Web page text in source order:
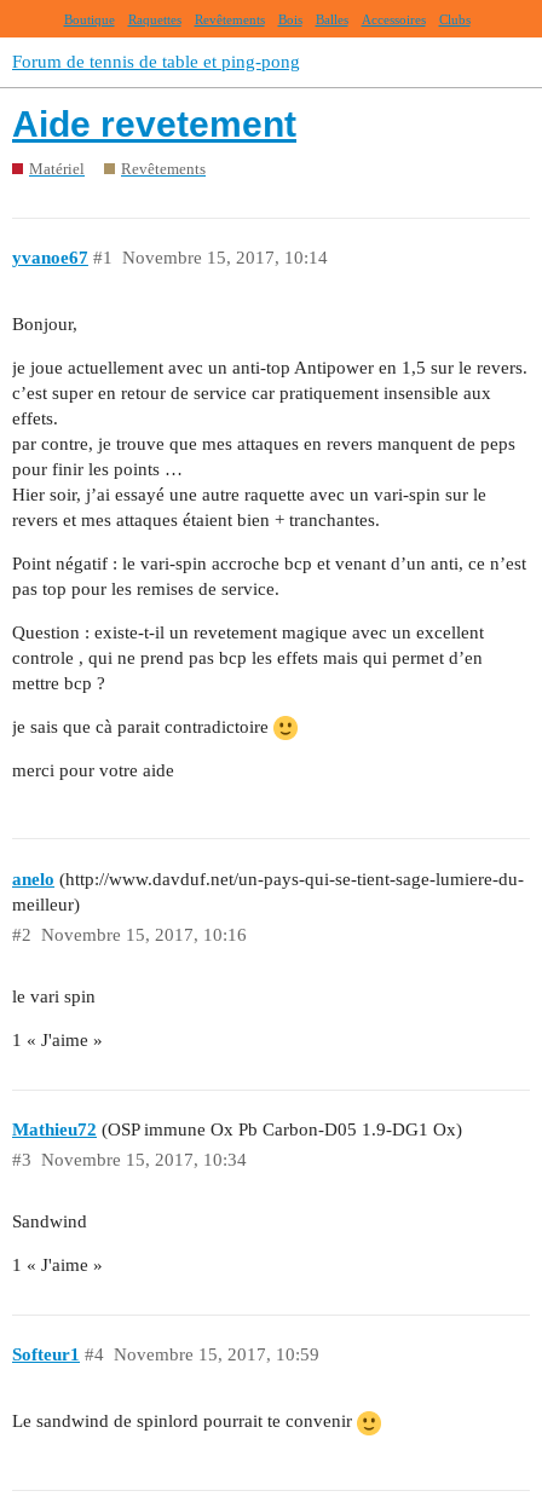
Boutique Raquettes Revêtements Bois Balles Accessoires Clubs
Forum de tennis de table et ping-pong
Aide revetement
Matériel Revêtements
yvanoe67 Novembre 15, 2017, 10:14
#1
Bonjour,
je joue actuellement avec un anti-top Antipower en 1,5 sur le revers.
c’est super en retour de service car pratiquement insensible aux
effets.
par contre, je trouve que mes attaques en revers manquent de peps
pour finir les points …
Hier soir, j’ai essayé une autre raquette avec un vari-spin sur le
revers et mes attaques étaient bien + tranchantes.
Point négatif : le vari-spin accroche bcp et venant d’un anti, ce n’est
pas top pour les remises de service.
Question : existe-t-il un revetement magique avec un excellent
controle , qui ne prend pas bcp les effets mais qui permet d’en
mettre bcp ?
je sais que cà parait contradictoire
merci pour votre aide
anelo (http://www.davduf.net/un-pays-qui-se-tient-sage-lumiere-du-
meilleur)
Novembre 15, 2017, 10:16
#2
le vari spin
1 « J'aime »
Mathieu72 (OSP immune Ox Pb Carbon-D05 1.9-DG1 Ox)
Novembre 15, 2017, 10:34
#3
Sandwind
1 « J'aime »
Softeur1 Novembre 15, 2017, 10:59
#4
Le sandwind de spinlord pourrait te convenir